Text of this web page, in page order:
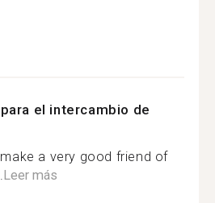
el intercambio de
a very good friend of
Leer más